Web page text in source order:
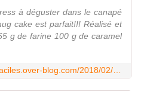
à déguster dans le canapé
cake est parfait!!! Réalisé et
g de farine 100 g de caramel